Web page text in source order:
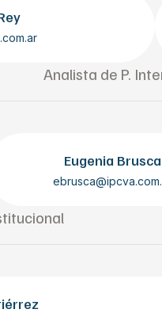
Analista de P.
Eugenia Brusca